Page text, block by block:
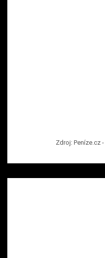
Zdroj: Peníze.cz -